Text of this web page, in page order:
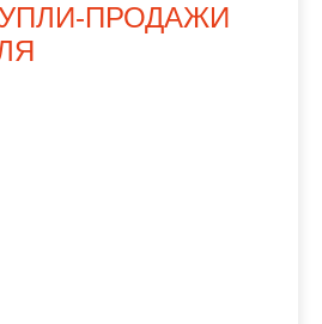
ПРОДАЖИ